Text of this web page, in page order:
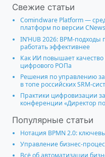
Свежие статьи
Comindware Platform —
платформ по версии
IN’HUB 2026: BPM-
работать эффективнее
Как ИИ повышает
цифрового РОПа
Решения по управлению
в топе российских SRM-
Практики цифровизации
конференции «Директор
Популярные статьи
Нотация BPMN 2.0:
Управление бизнес-